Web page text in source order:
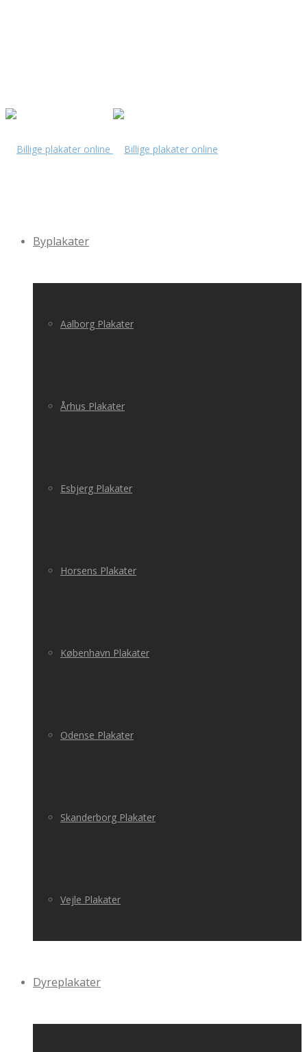
Byplakater
Aalborg Plakater
Århus Plakater
Esbjerg Plakater
Horsens Plakater
København Plakater
Odense Plakater
Skanderborg Plakater
Vejle Plakater
Dyreplakater